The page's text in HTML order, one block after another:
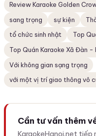
Review Karaoke Golden
sang trọng
sự kiện
tổ chức sinh nhật
Top
Top Quán Karaoke Xã Đàn -
Với không gian sạng trọng
với một vị trí giao thông vô
Cần tư vấn thêm
KaraokeHanoi.net tiếp